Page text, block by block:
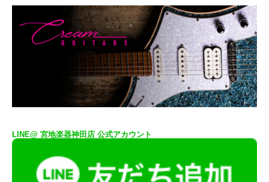
LINE@ 宮地楽器神田店 公式アカウント